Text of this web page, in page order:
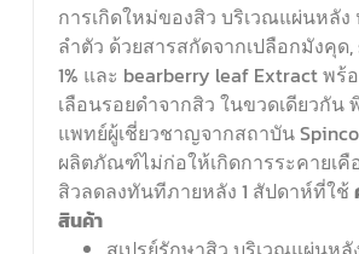
การเกิดใหม่ของสิว บริเวณแผ่นหลัง
ลำตัว ด้วยสารสกัดจากเปลือกมังคุด
1% และ bearberry leaf Extract พร้
เลือนรอยดำจากสิว ในขวดเดียวกัน
แพทย์ผู้เชี่ยวชาญจากสถาบัน
ผลิตภัณฑ์ไม่ก่อให้เกิดการระคายเคื
สิวลดลงทันทีภายหลัง 1 สัปดาห์ที่ใช้
สินค้า